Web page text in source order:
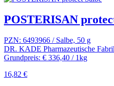
POSTERISAN
PZN: 6493966 / Salbe, 50 g
DR. KADE Pharmazeutische
Grundpreis: € 336,40 / 1kg
16,82 €